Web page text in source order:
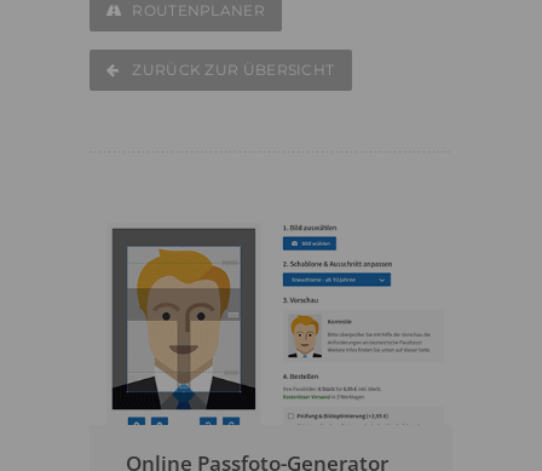
ROUTENPLANER
ZURÜCK ZUR ÜBERSICHT
Online Passfoto-Generator